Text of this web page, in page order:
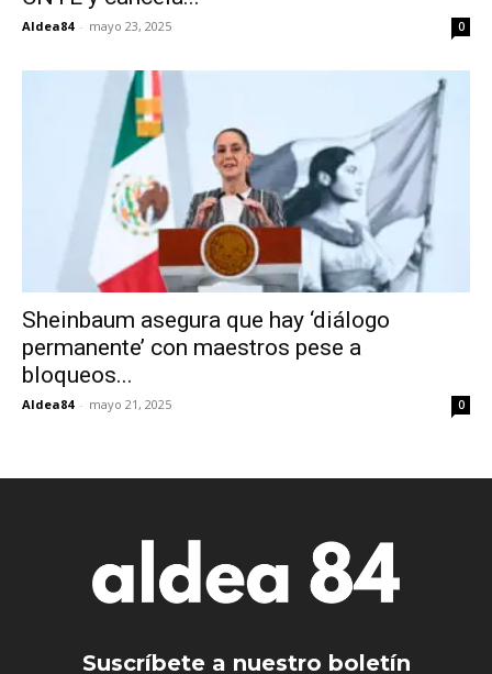
Aldea84 - mayo 23, 2025 0
Sheinbaum asegura que hay ‘diálogo
permanente’ con maestros pese a
bloqueos...
Aldea84 - mayo 21, 2025 0
Suscríbete a nuestro boletín